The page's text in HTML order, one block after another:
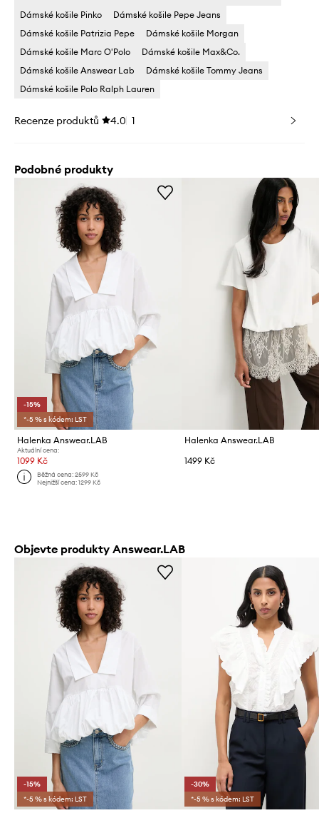
Dámské košile Pinko
Dámské košile Pepe Jeans
Dámské košile Patrizia Pepe
Dámské košile Morgan
Dámské košile Marc O'Polo
Dámské košile Max&Co.
Dámské košile Answear Lab
Dámské košile Tommy Jeans
Dámské košile Polo Ralph Lauren
Recenze produktů 4.0 1
Podobné produkty
-15%
*-5 % s kódem: LST
Halenka Answear.LAB
Aktuální cena:
1099 Kč
Běžná cena:2599 Kč
Nejnižší cena:1299 Kč
Halenka Answear.LAB
1499 Kč
Objevte produkty Answear.LAB
-15%
*-5 % s kódem: LST
-30%
*-5 % s kódem: LST